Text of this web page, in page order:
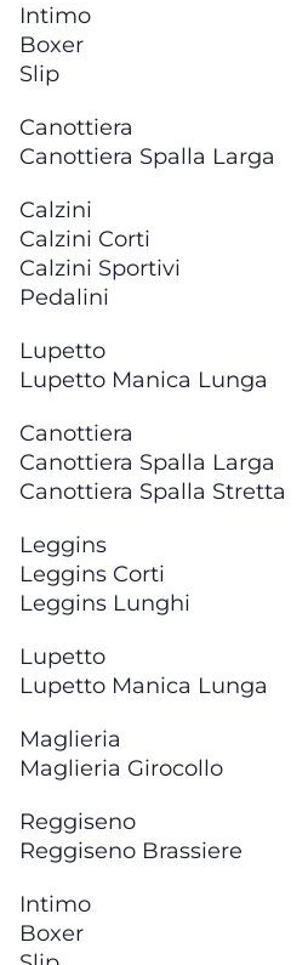
Intimo
Boxer
Slip
Canottiera
Canottiera Spalla Larga
Calzini
Calzini Corti
Calzini Sportivi
Pedalini
Lupetto
Lupetto Manica Lunga
Canottiera
Canottiera Spalla Larga
Canottiera Spalla Stretta
Leggins
Leggins Corti
Leggins Lunghi
Lupetto
Lupetto Manica Lunga
Maglieria
Maglieria Girocollo
Reggiseno
Reggiseno Brassiere
Intimo
Boxer